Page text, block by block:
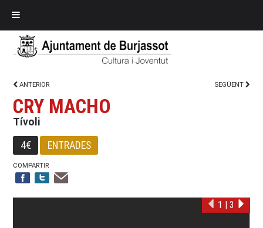
ANTERIOR SEGÜENT
CRY MACHO
Tívoli
4€ ENTRADES
COMPARTIR
1 | 3